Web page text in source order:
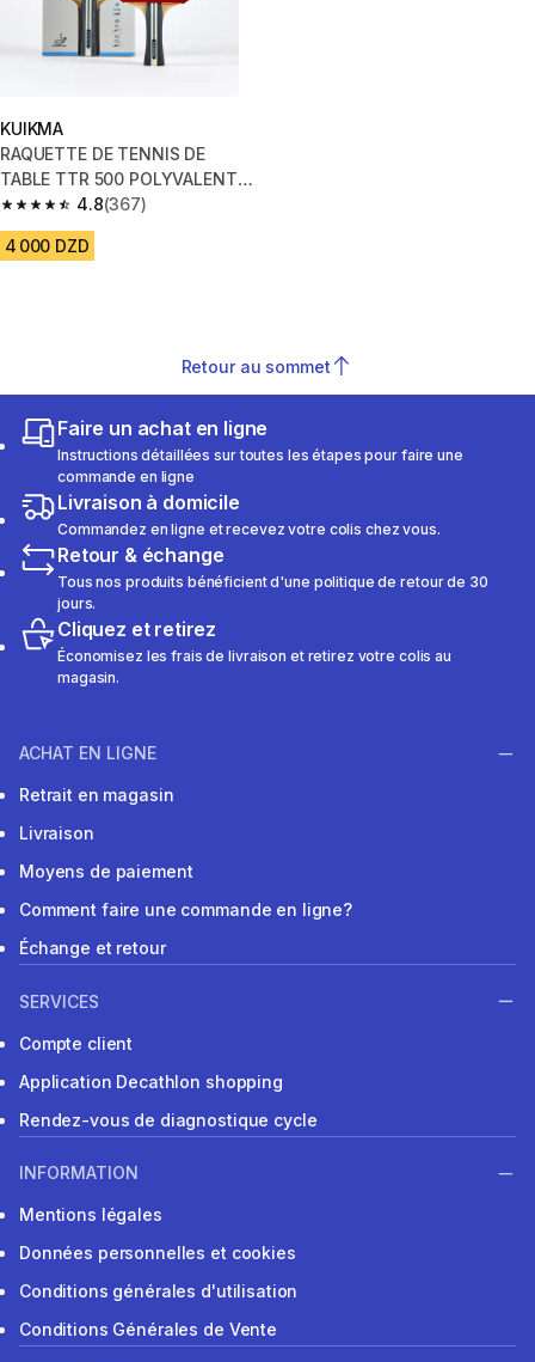
KUIKMA
RAQUETTE DE TENNIS DE
TABLE TTR 500 POLYVALENTE
5* ITTF CLUB
4.8
4.8 out of 5 stars from 367 reviews
(367)
4 000 DZD
Retour au sommet
Faire un achat en ligne
Instructions détaillées sur toutes les étapes pour faire une
commande en ligne
Livraison à domicile
Commandez en ligne et recevez votre colis chez vous.
Retour & échange
Tous nos produits bénéficient d'une politique de retour de 30
jours.
Cliquez et retirez
Économisez les frais de livraison et retirez votre colis au
magasin.
ACHAT EN LIGNE
Retrait en magasin
Livraison
Moyens de paiement
Comment faire une commande en ligne?
Échange et retour
SERVICES
Compte client
Application Decathlon shopping
Rendez-vous de diagnostique cycle
INFORMATION
Mentions légales
Données personnelles et cookies
Conditions générales d'utilisation
Conditions Générales de Vente